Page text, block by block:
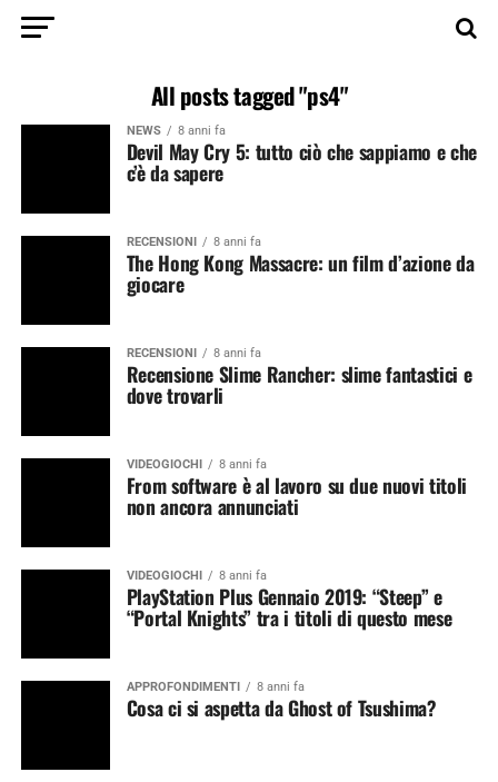
All posts tagged "ps4"
NEWS 8 anni fa
Devil May Cry 5: tutto ciò che sappiamo e che
c’è da sapere
RECENSIONI 8 anni fa
The Hong Kong Massacre: un film d’azione da
giocare
RECENSIONI 8 anni fa
Recensione Slime Rancher: slime fantastici e
dove trovarli
VIDEOGIOCHI 8 anni fa
From software è al lavoro su due nuovi titoli
non ancora annunciati
VIDEOGIOCHI 8 anni fa
PlayStation Plus Gennaio 2019: “Steep” e
“Portal Knights” tra i titoli di questo mese
APPROFONDIMENTI 8 anni fa
Cosa ci si aspetta da Ghost of Tsushima?